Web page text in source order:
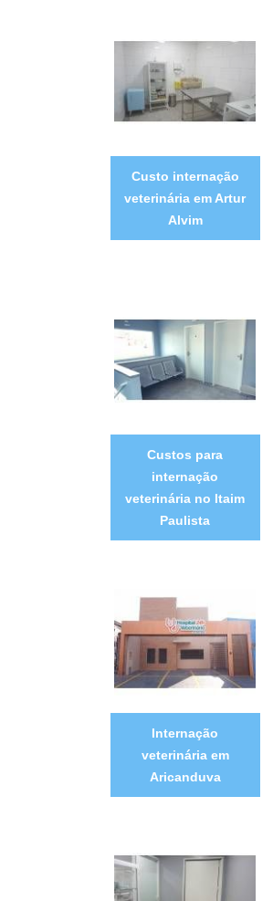
Custo internação
veterinária em Artur
Alvim
Custos para
internação
veterinária no Itaim
Paulista
Internação
veterinária em
Aricanduva